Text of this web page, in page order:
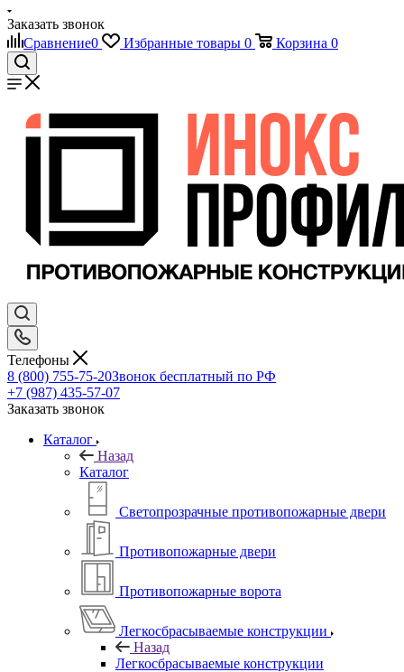
Заказать звонок
Сравнение0 Избранные товары 0 Корзина 0
Телефоны
8 (800) 755-75-20Звонок бесплатный по РФ
+7 (987) 435-57-07
Заказать звонок
Каталог
Назад
Каталог
Светопрозрачные противопожарные двери
Противопожарные двери
Противопожарные ворота
Легкосбрасываемые конструкции
Назад
Легкосбрасываемые конструкции